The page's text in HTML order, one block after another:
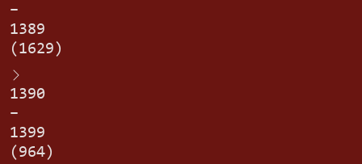
–
1389
(1629)
1390
–
1399
(964)